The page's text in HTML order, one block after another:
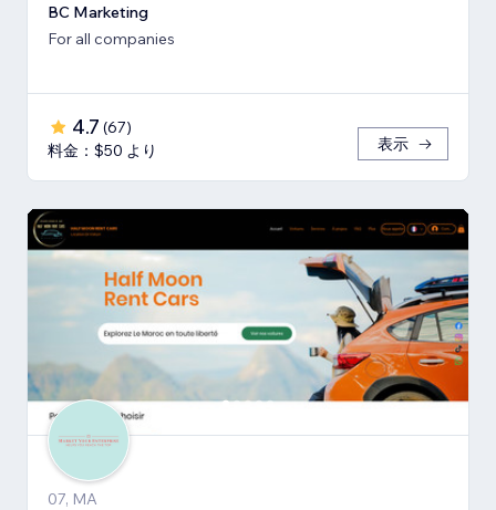
BC Marketing
For all companies
4.7 (67)
料金：$50 より
表示
07, MA